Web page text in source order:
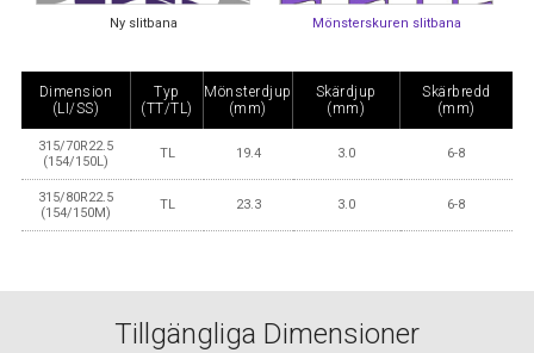
Ny slitbana Mönsterskuren slitbana
Dimension
(LI/SS)
Typ
(TT/TL)
Mönsterdjup
(mm)
Skärdjup
(mm)
Skärbredd
(mm)
315/70R22.5
(154/150L)
TL 19.4 3.0 6-8
315/80R22.5
(154/150M)
TL 23.3 3.0 6-8
Tillgängliga Dimensioner